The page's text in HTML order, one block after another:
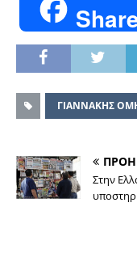
ΓΙΑΝΝΑΚΗΣ
Στην